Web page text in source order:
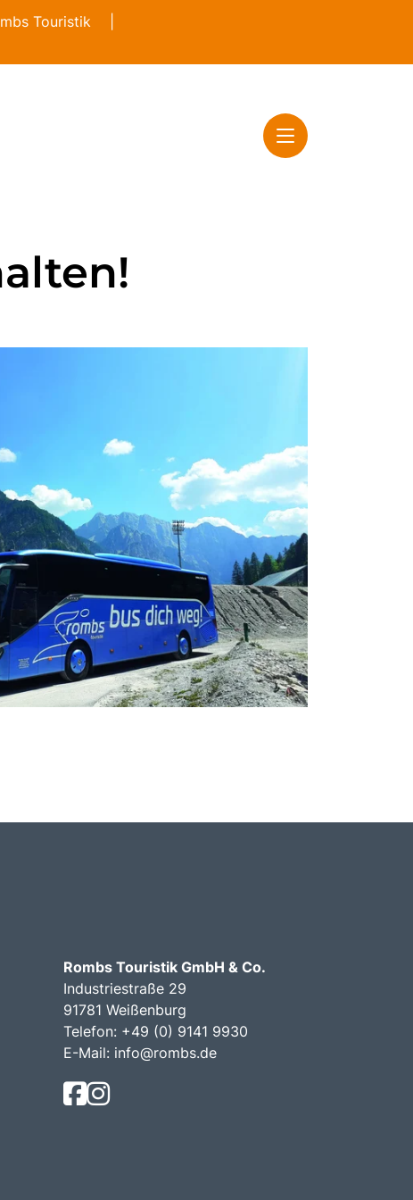
Touristik
Rombs Touristik GmbH & Co.
Industriestraße 29
91781 Weißenburg
Telefon: +49 (0) 9141 9930
E-Mail: info@rombs.de